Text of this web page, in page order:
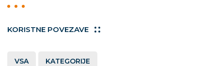
KORISTNE POVEZAVE
VSA KATEGORIJE